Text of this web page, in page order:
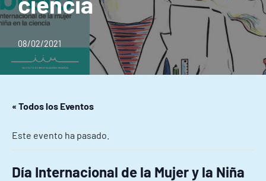
08/02/2021
« Todos los Eventos
Este evento ha pasado.
Día Internacional de la Mujer y la Niña